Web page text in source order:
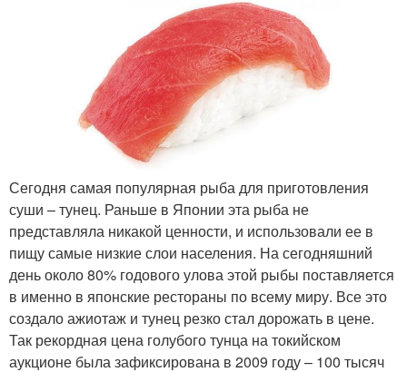
Сегодня самая популярная рыба для приготовления
суши – тунец. Раньше в Японии эта рыба не
представляла никакой ценности, и использовали ее в
пищу самые низкие слои населения. На сегодняшний
день около 80% годового улова этой рыбы поставляется
в именно в японские рестораны по всему миру. Все это
создало ажиотаж и тунец резко стал дорожать в цене.
Так рекордная цена голубого тунца на токийском
аукционе была зафиксирована в 2009 году – 100 тысяч